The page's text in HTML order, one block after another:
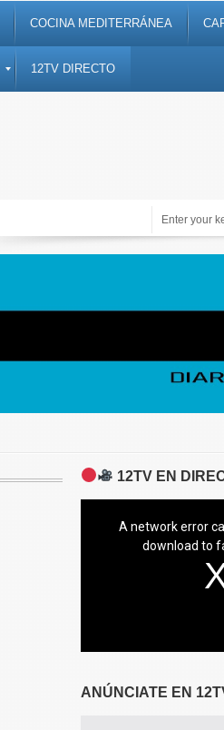
COCINA MEDITERRÁNEA
12TV DIRECTO
Noticias, debates, fiestas,
12TV EN
A network error
download to
ANÚNCIATE EN